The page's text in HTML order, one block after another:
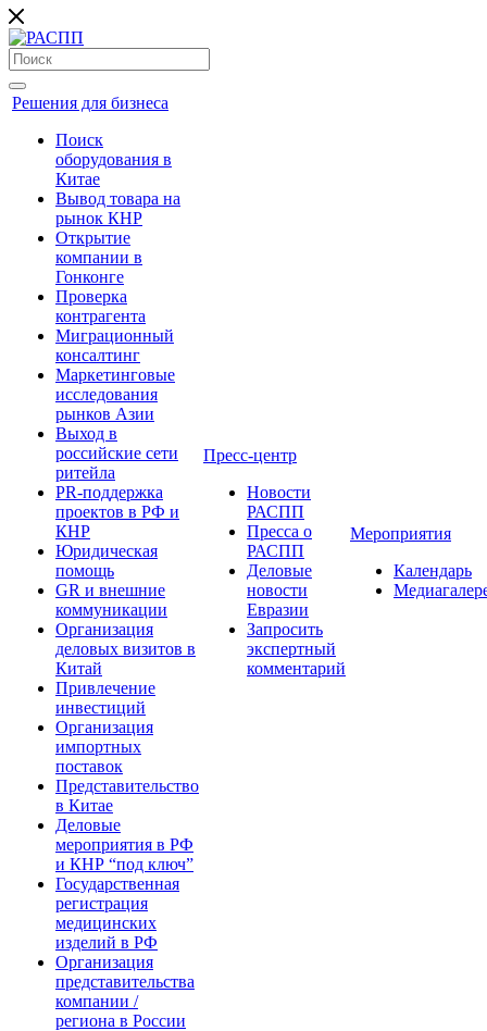
Решения для бизнеса
Поиск
оборудования в
Китае
Вывод товара на
рынок КНР
Открытие
компании в
Гонконге
Проверка
контрагента
Миграционный
консалтинг
Маркетинговые
исследования
рынков Азии
Выход в
российские сети
ритейла
PR-поддержка
проектов в РФ и
КНР
Юридическая
помощь
GR и внешние
коммуникации
Организация
деловых визитов в
Китай
Привлечение
инвестиций
Организация
импортных
поставок
Представительство
в Китае
Деловые
мероприятия в РФ
и КНР “под ключ”
Государственная
регистрация
медицинских
изделий в РФ
Организация
представительства
компании /
региона в России
Пресс-центр
Новости
РАСПП
Пресса о
РАСПП
Деловые
новости
Евразии
Запросить
экспертный
комментарий
Мероприятия
Календарь